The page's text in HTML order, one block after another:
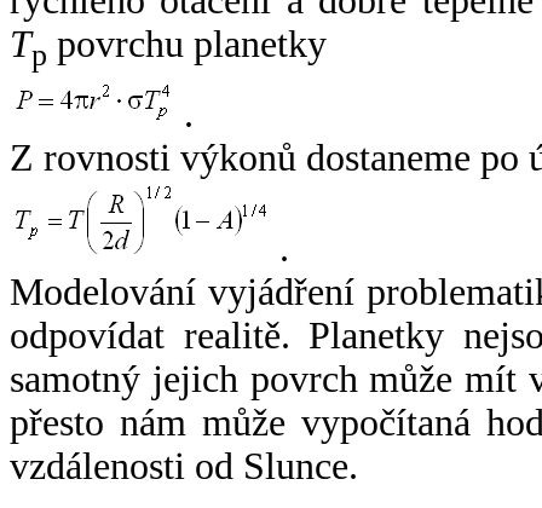
Tp povrchu planetky
.
Z rovnosti výkonů dostaneme po
.
Modelování vyjádření
odpovídat realitě. Planetky
samotný jejich povrch může mít
přesto nám může vypočítaná
vzdálenosti od Slunce.